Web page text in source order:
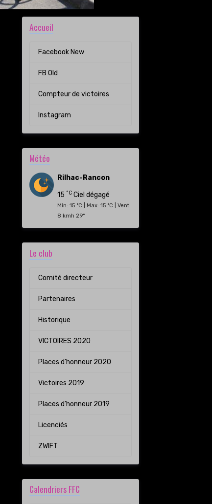
Accueil
Facebook New
FB Old
Compteur de victoires
Instagram
Météo
Rilhac-Rancon
15 °CCiel dégagé
Min: 15 °C | Max: 15 °C | Vent:
8 kmh 29°
Le club
Comité directeur
Partenaires
Historique
VICTOIRES 2020
Places d'honneur 2020
Victoires 2019
Places d'honneur 2019
Licenciés
ZWIFT
Calendriers FFC